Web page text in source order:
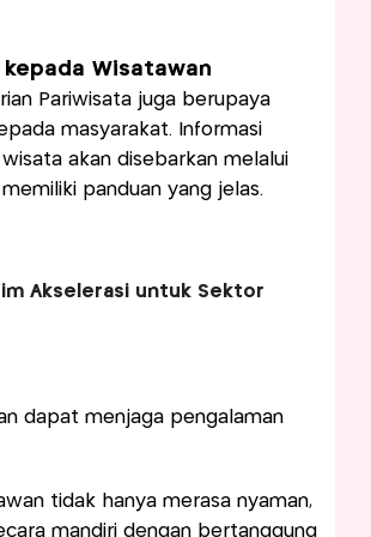
Wisatawan
Pariwisata juga berupaya
masyarakat. Informasi
akan disebarkan melalui
panduan yang jelas.
Akselerasi untuk Sektor
dapat menjaga pengalaman
tidak hanya merasa nyaman,
mandiri dengan bertanggung